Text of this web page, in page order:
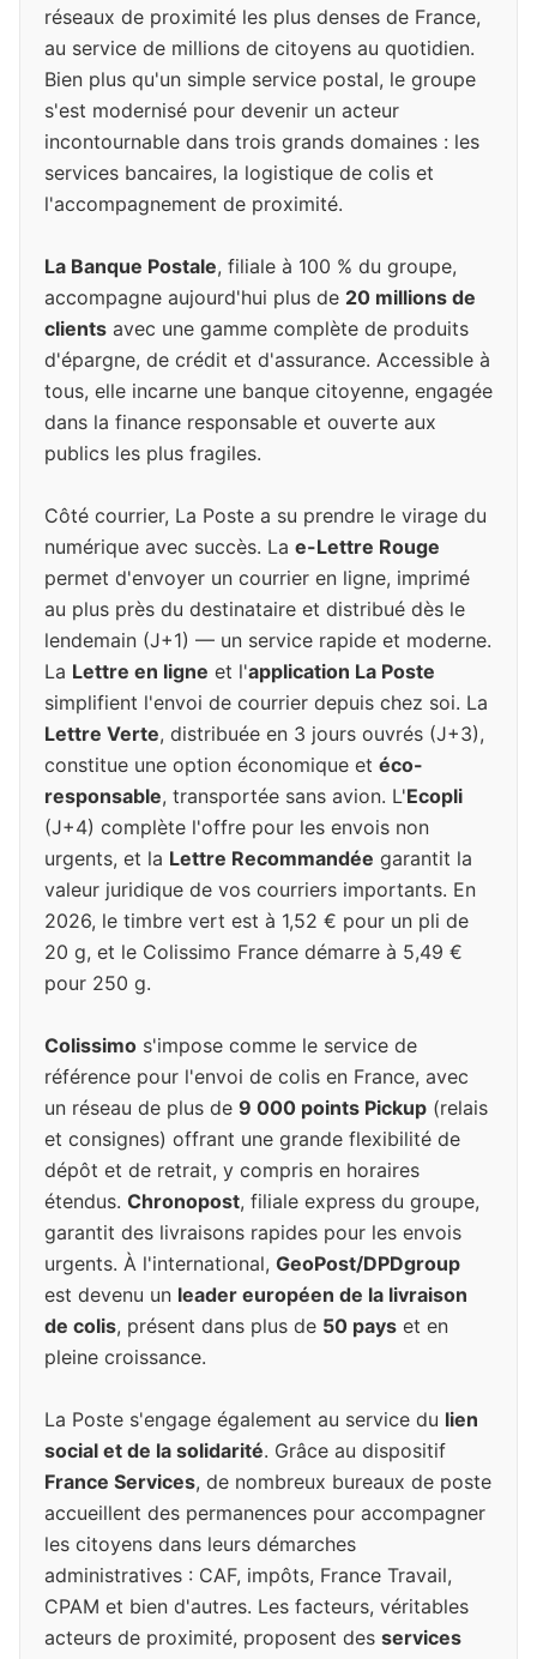
réseaux de proximité les plus denses de France,
au service de millions de citoyens au quotidien.
Bien plus qu'un simple service postal, le groupe
s'est modernisé pour devenir un acteur
incontournable dans trois grands domaines : les
services bancaires, la logistique de colis et
l'accompagnement de proximité.
La Banque Postale, filiale à 100 % du groupe,
accompagne aujourd'hui plus de 20 millions de
clients avec une gamme complète de produits
d'épargne, de crédit et d'assurance. Accessible à
tous, elle incarne une banque citoyenne, engagée
dans la finance responsable et ouverte aux
publics les plus fragiles.
Côté courrier, La Poste a su prendre le virage du
numérique avec succès. La e-Lettre Rouge
permet d'envoyer un courrier en ligne, imprimé
au plus près du destinataire et distribué dès le
lendemain (J+1) — un service rapide et moderne.
La Lettre en ligne et l'application La Poste
simplifient l'envoi de courrier depuis chez soi. La
Lettre Verte, distribuée en 3 jours ouvrés (J+3),
constitue une option économique et éco-
responsable, transportée sans avion. L'Ecopli
(J+4) complète l'offre pour les envois non
urgents, et la Lettre Recommandée garantit la
valeur juridique de vos courriers importants. En
2026, le timbre vert est à 1,52 € pour un pli de
20 g, et le Colissimo France démarre à 5,49 €
pour 250 g.
Colissimo s'impose comme le service de
référence pour l'envoi de colis en France, avec
un réseau de plus de 9 000 points Pickup (relais
et consignes) offrant une grande flexibilité de
dépôt et de retrait, y compris en horaires
étendus. Chronopost, filiale express du groupe,
garantit des livraisons rapides pour les envois
urgents. À l'international, GeoPost/DPDgroup
est devenu un leader européen de la livraison
de colis, présent dans plus de 50 pays et en
pleine croissance.
La Poste s'engage également au service du lien
social et de la solidarité. Grâce au dispositif
France Services, de nombreux bureaux de poste
accueillent des permanences pour accompagner
les citoyens dans leurs démarches
administratives : CAF, impôts, France Travail,
CPAM et bien d'autres. Les facteurs, véritables
acteurs de proximité, proposent des services